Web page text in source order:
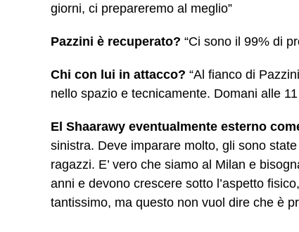
giorni, ci prepareremo al meglio”
Pazzini è recuperato? “Ci sono il 99% di
Chi con lui in attacco? “Al fianco di
nello spazio e tecnicamente. Domani alle
El Shaarawy eventualmente esterno
sinistra. Deve imparare molto, gli sono
ragazzi. E’ vero che siamo al Milan e
anni e devono crescere sotto l’aspetto
tantissimo, ma questo non vuol dire che è